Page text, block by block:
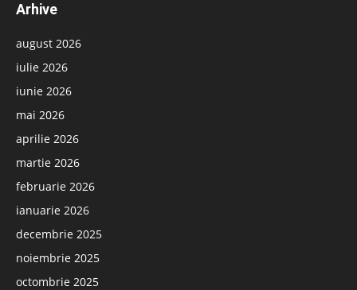
Arhive
august 2026
iulie 2026
iunie 2026
mai 2026
aprilie 2026
martie 2026
februarie 2026
ianuarie 2026
decembrie 2025
noiembrie 2025
octombrie 2025